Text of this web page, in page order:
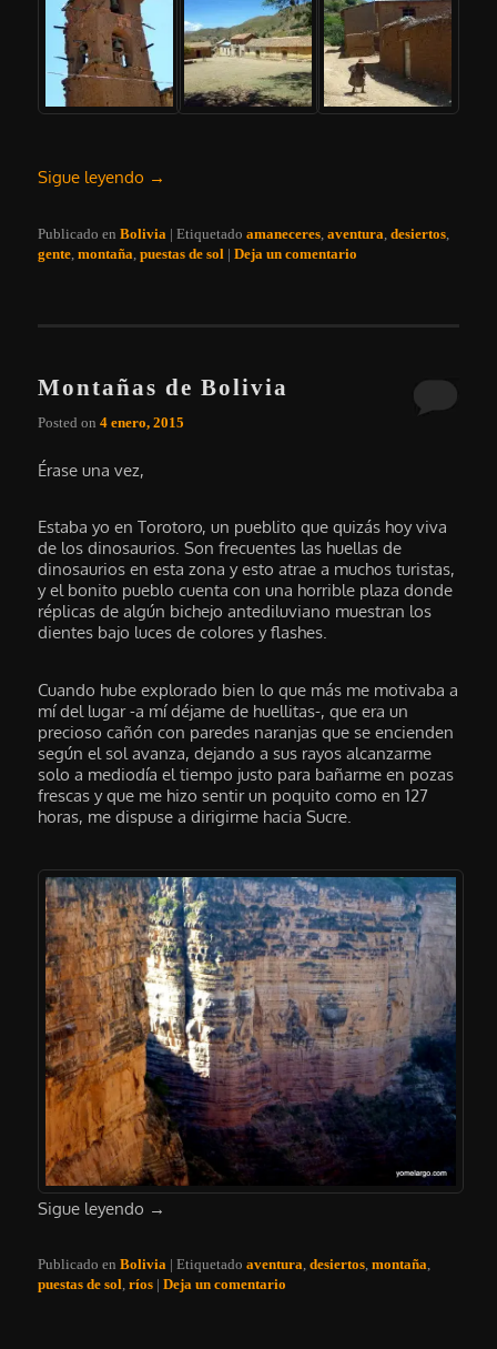
Sigue leyendo →
Publicado en Bolivia |Etiquetado amaneceres ,aventura ,desiertos
gente ,montaña ,puestas de sol |Deja un comentario
Montañas de Bolivia
Posted on4 enero, 2015
Érase una vez,
Estaba yo en Torotoro, un pueblito que quizás hoy viva
de los dinosaurios. Son frecuentes las huellas de
dinosaurios en esta zona y esto atrae a muchos turistas,
y el bonito pueblo cuenta con una horrible plaza donde
réplicas de algún bichejo antediluviano muestran los
dientes bajo luces de colores y flashes.
Cuando hube explorado bien lo que más me motivaba a
mí del lugar -a mí déjame de huellitas-, que era un
precioso cañón con paredes naranjas que se encienden
según el sol avanza, dejando a sus rayos alcanzarme
solo a mediodía el tiempo justo para bañarme en pozas
frescas y que me hizo sentir un poquito como en 127
horas, me dispuse a dirigirme hacia Sucre.
Sigue leyendo →
Publicado en Bolivia |Etiquetado aventura,desiertos,montaña,
puestas de sol,ríos |Deja un comentario